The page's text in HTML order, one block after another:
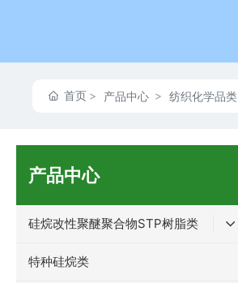
首页 产品中心 纺织化学品类
产品中心
硅烷改性聚醚聚合物STP树脂类
特种硅烷类